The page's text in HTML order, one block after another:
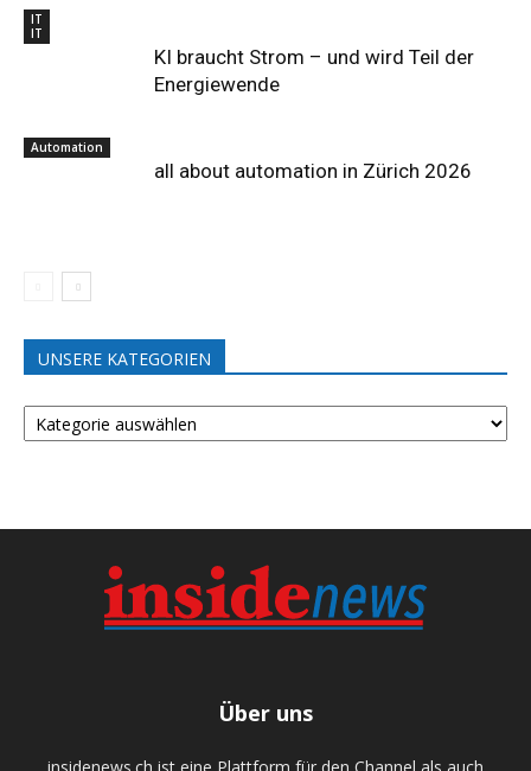
IT
IT
KI braucht Strom – und wird Teil der
Energiewende
Automation
all about automation in Zürich 2026
UNSERE KATEGORIEN
UNSERE
KATEGORIEN
Über uns